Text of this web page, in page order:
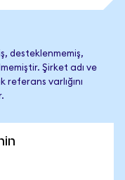
desteklenmemiş,
Şirket adı ve
varlığını